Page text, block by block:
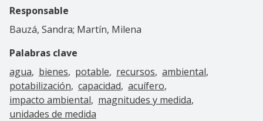
Responsable
Bauzá, Sandra; Martín, Milena
Palabras clave
agua
bienes potable recursos ambiental
potabilización capacidad acuífero
impacto ambiental
magnitudes y medida
unidades de medida